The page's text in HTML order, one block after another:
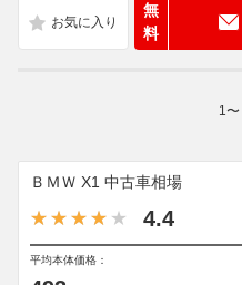
無
料
1 〜
ＢＭＷ X1 中古車相場
4.4
平均本体価格：